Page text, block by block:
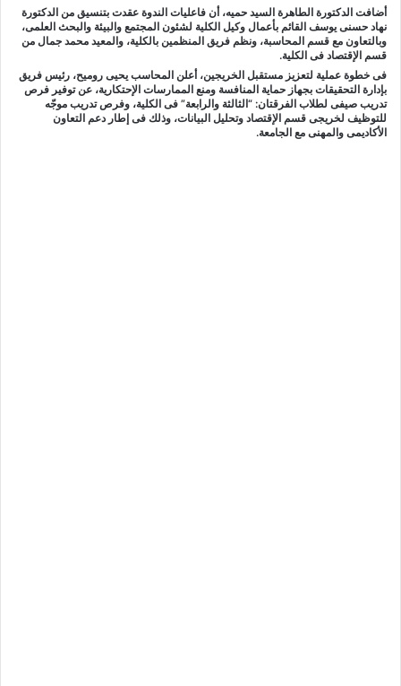
أضافت الدكتورة الطاهرة السيد حميه، أن فاعليات الندوة عقدت بتنسيق من الدكتورة
نهاد حسنى يوسف القائم بأعمال وكيل الكلية لشئون المجتمع والبيئة والبحث العلمى،
وبالتعاون مع قسم المحاسبة، ونظم فريق المنظمين بالكلية، والمعيد محمد جمال من
قسم الإقتصاد فى الكلية.
فى خطوة عملية لتعزيز مستقبل الخريجين، أعلن المحاسب يحيى روميح، رئيس فريق
بإدارة التحقيقات بجهاز حماية المنافسة ومنع الممارسات الإحتكارية، عن توفير فرص
تدريب صيفى لطلاب الفرقتان: “الثالثة والرابعة” فى الكلية، وفرص تدريب موجّه
للتوظيف لخريجى قسم الإقتصاد وتحليل البيانات، وذلك فى إطار دعم التعاون
الأكاديمى والمهنى مع الجامعة.